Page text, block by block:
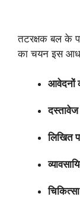
तटरक्षक बल के
का चयन इस
आवेदनों
दस्तावेज
लिखित
चिकित्सा